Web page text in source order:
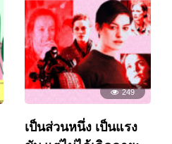
249
เป็นส่วนหนึ่ง เป็นแรง